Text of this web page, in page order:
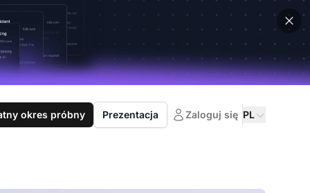
okres próbny Prezentacja Zaloguj się PL